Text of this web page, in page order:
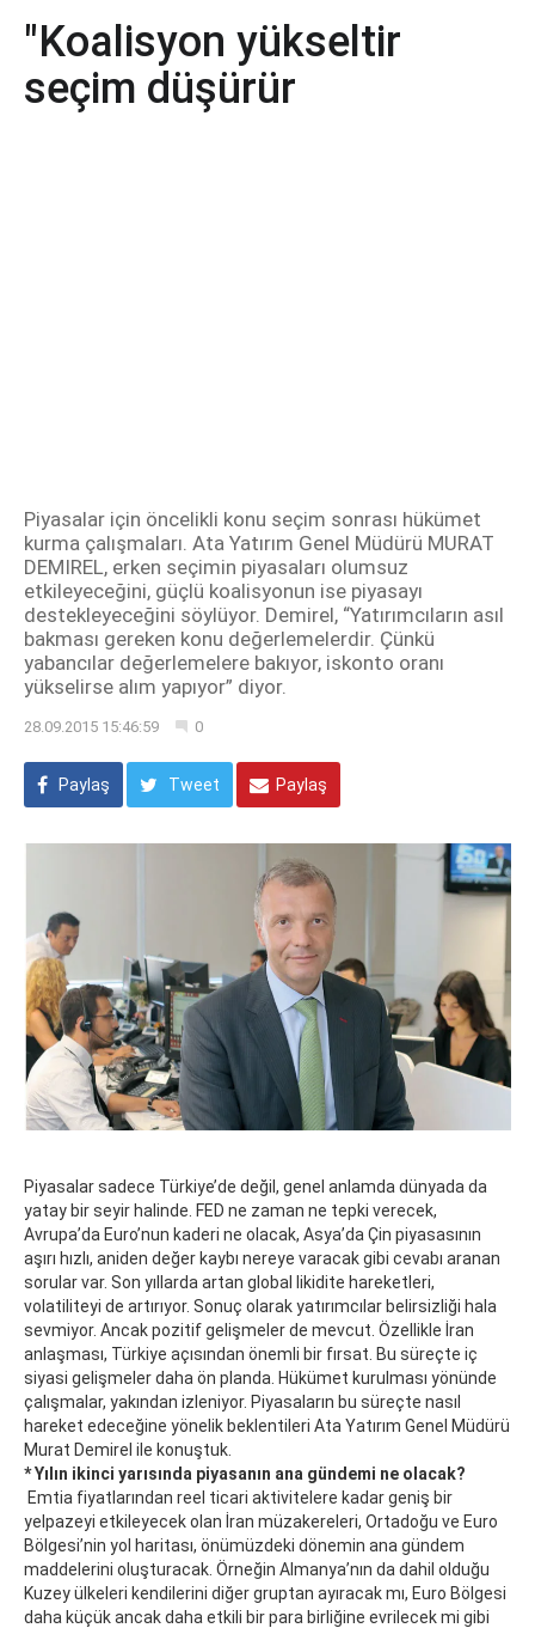
"Koalisyon yükseltir
seçim düşürür
Piyasalar için öncelikli konu seçim sonrası hükümet
kurma çalışmaları. Ata Yatırım Genel Müdürü MURAT
DEMIREL, erken seçimin piyasaları olumsuz
etkileyeceğini, güçlü koalisyonun ise piyasayı
destekleyeceğini söylüyor. Demirel, “Yatırımcıların asıl
bakması gereken konu değerlemelerdir. Çünkü
yabancılar değerlemelere bakıyor, iskonto oranı
yükselirse alım yapıyor” diyor.
28.09.2015 15:46:59 0
Paylaş Tweet Paylaş
Piyasalar sadece Türkiye’de değil, genel anlamda dünyada da
yatay bir seyir halinde. FED ne zaman ne tepki verecek,
Avrupa’da Euro’nun kaderi ne olacak, Asya’da Çin piyasasının
aşırı hızlı, aniden değer kaybı nereye varacak gibi cevabı aranan
sorular var. Son yıllarda artan global likidite hareketleri,
volatiliteyi de artırıyor. Sonuç olarak yatırımcılar belirsizliği hala
sevmiyor. Ancak pozitif gelişmeler de mevcut. Özellikle İran
anlaşması, Türkiye açısından önemli bir fırsat. Bu süreçte iç
siyasi gelişmeler daha ön planda. Hükümet kurulması yönünde
çalışmalar, yakından izleniyor. Piyasaların bu süreçte nasıl
hareket edeceğine yönelik beklentileri Ata Yatırım Genel Müdürü
Murat Demirel ile konuştuk.
* Yılın ikinci yarısında piyasanın ana gündemi ne olacak?
Emtia fiyatlarından reel ticari aktivitelere kadar geniş bir
yelpazeyi etkileyecek olan İran müzakereleri, Ortadoğu ve Euro
Bölgesi’nin yol haritası, önümüzdeki dönemin ana gündem
maddelerini oluşturacak. Örneğin Almanya’nın da dahil olduğu
Kuzey ülkeleri kendilerini diğer gruptan ayıracak mı, Euro Bölgesi
daha küçük ancak daha etkili bir para birliğine evrilecek mi gibi